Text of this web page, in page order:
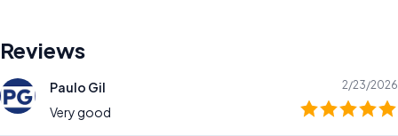
Reviews
Paulo Gil
Very good
2/23/2026